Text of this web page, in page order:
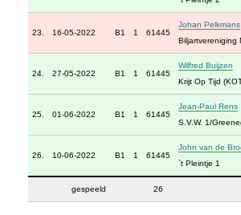
23. 16-05-2022 B1 1 61445
Johan Pelkmans
Biljartvereniging
24. 27-05-2022 B1 1 61445
Wilfred Buijzen
Krijt Op Tijd
25. 01-06-2022 B1 1 61445
Jean-Paul Rens
S.V.W. 1/
26. 10-06-2022 B1 1 61445
John van de
`t Pleintje 1
gespeeld 26